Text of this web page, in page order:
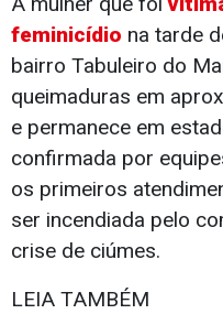
feminicídio na tarde
bairro Tabuleiro do
queimaduras em
e permanece em
confirmada por
os primeiros
ser incendiada pelo
crise de ciúmes.
LEIA TAMBÉM